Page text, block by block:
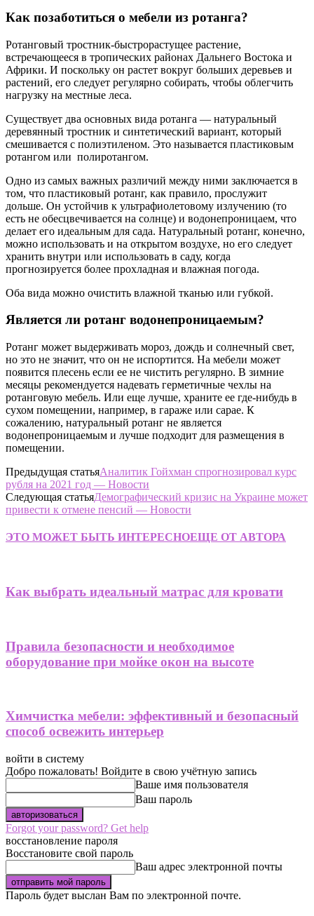
Как позаботиться о мебели из ротанга?
Ротанговый тростник-быстрорастущее растение,
встречающееся в тропических районах Дальнего Востока и
Африки. И поскольку он растет вокруг больших деревьев и
растений, его следует регулярно собирать, чтобы облегчить
нагрузку на местные леса.
Существует два основных вида ротанга — натуральный
деревянный тростник и синтетический вариант, который
смешивается с полиэтиленом. Это называется пластиковым
ротангом или полиротангом.
Одно из самых важных различий между ними заключается в
том, что пластиковый ротанг, как правило, прослужит
дольше. Он устойчив к ультрафиолетовому излучению (то
есть не обесцвечивается на солнце) и водонепроницаем, что
делает его идеальным для сада. Натуральный ротанг, конечно,
можно использовать и на открытом воздухе, но его следует
хранить внутри или использовать в саду, когда
прогнозируется более прохладная и влажная погода.
Оба вида можно очистить влажной тканью или губкой.
Является ли ротанг водонепроницаемым?
Ротанг может выдерживать мороз, дождь и солнечный свет,
но это не значит, что он не испортится. На мебели может
появится плесень если ее не чистить регулярно. В зимние
месяцы рекомендуется надевать герметичные чехлы на
ротанговую мебель. Или еще лучше, храните ее где-нибудь в
сухом помещении, например, в гараже или сарае. К
сожалению, натуральный ротанг не является
водонепроницаемым и лучше подходит для размещения в
помещении.
Предыдущая статьяАналитик Гойхман спрогнозировал курс
рубля на 2021 год — Новости
Следующая статьяДемографический кризис на Украине может
привести к отмене пенсий — Новости
ЭТО МОЖЕТ БЫТЬ ИНТЕРЕСНОЕЩЕ ОТ АВТОРА
Как выбрать идеальный матрас для кровати
Правила безопасности и необходимое
оборудование при мойке окон на высоте
Химчистка мебели: эффективный и безопасный
способ освежить интерьер
войти в систему
Добро пожаловать! Войдите в свою учётную запись
Ваше имя пользователя
Ваш пароль
Forgot your password? Get help
восстановление пароля
Восстановите свой пароль
Ваш адрес электронной почты
Пароль будет выслан Вам по электронной почте.